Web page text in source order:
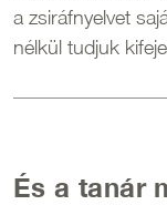
a zsiráfnyelvet
nélkül tudjuk
És a tanár